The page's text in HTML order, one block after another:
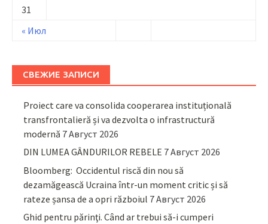
« Июл
31
СВЕЖИЕ ЗАПИСИ
Proiect care va consolida cooperarea instituțională
transfrontalieră și va dezvolta o infrastructură
modernă 7 Август 2026
DIN LUMEA GÂNDURILOR REBELE 7 Август 2026
Bloomberg: Occidentul riscă din nou să
dezamăgească Ucraina într-un moment critic și să
rateze șansa de a opri războiul 7 Август 2026
Ghid pentru părinţi. Când ar trebui să-i cumperi